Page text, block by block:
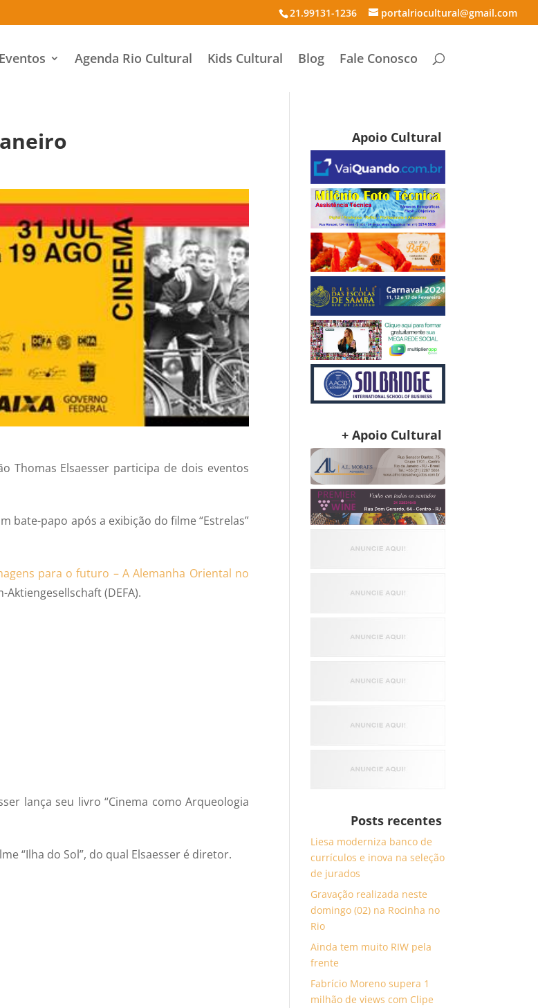
21.99131-1236 portalriocultural@gmail.com
Eventos Agenda Rio Cultural Kids Cultural Blog Fale Conosco
Thomas Elsaesser participa de dois eventos
bate-papo após a exibição do filme “Estrelas”
para o futuro – A Alemanha Oriental no
(DEFA).
lança seu livro “Cinema como Arqueologia
“Ilha do Sol”, do qual Elsaesser é diretor.
Apoio Cultural
+ Apoio Cultural
Posts recentes
Liesa moderniza banco de
currículos e inova na seleção
de jurados
Gravação realizada neste
domingo (02) na Rocinha no
Rio
Ainda tem muito RIW pela
frente
Fabrício Moreno supera 1
milhão de views com Clipe